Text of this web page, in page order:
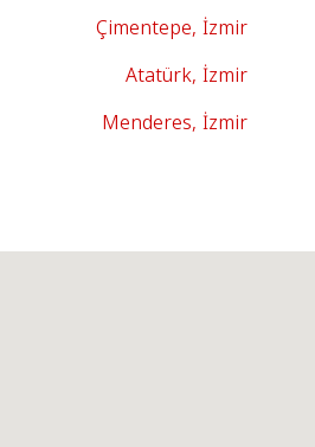
Çimentepe, İzmir
Atatürk, İzmir
Menderes, İzmir